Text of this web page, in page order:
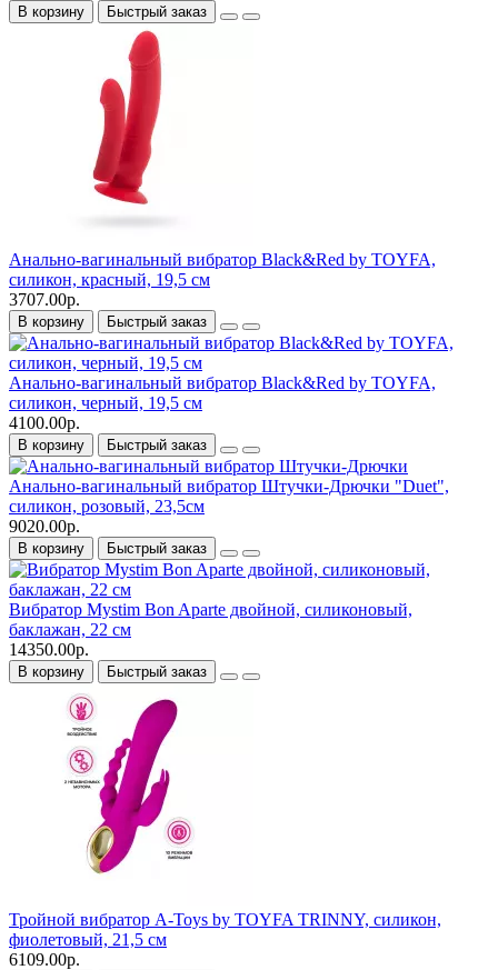
В корзину Быстрый заказ
Анально-вагинальный вибратор Black&Red by TOYFA,
силикон, красный, 19,5 см
3707.00р.
В корзину Быстрый заказ
Анально-вагинальный вибратор Black&Red by TOYFA,
силикон, черный, 19,5 см
4100.00р.
В корзину Быстрый заказ
Анально-вагинальный вибратор Штучки-Дрючки "Duet",
силикон, розовый, 23,5см
9020.00р.
В корзину Быстрый заказ
Вибратор Mystim Bon Aparte двойной, силиконовый,
баклажан, 22 см
14350.00р.
В корзину Быстрый заказ
Тройной вибратор A-Toys by TOYFA TRINNY, силикон,
фиолетовый, 21,5 см
6109.00р.